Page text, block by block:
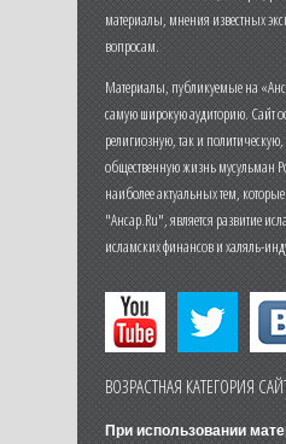
материалы, мнения известных
вопросам.
Материалы, публикуемые на
самую широкую аудиторию. Сайт
религиозную, так и
общественную жизнь мусульман
наиболее актуальных тем,
"Ансар.Ru", является развитие
исламских финансов и халяль-
ВОЗРАСТНАЯ КАТЕГОРИЯ
При использовании